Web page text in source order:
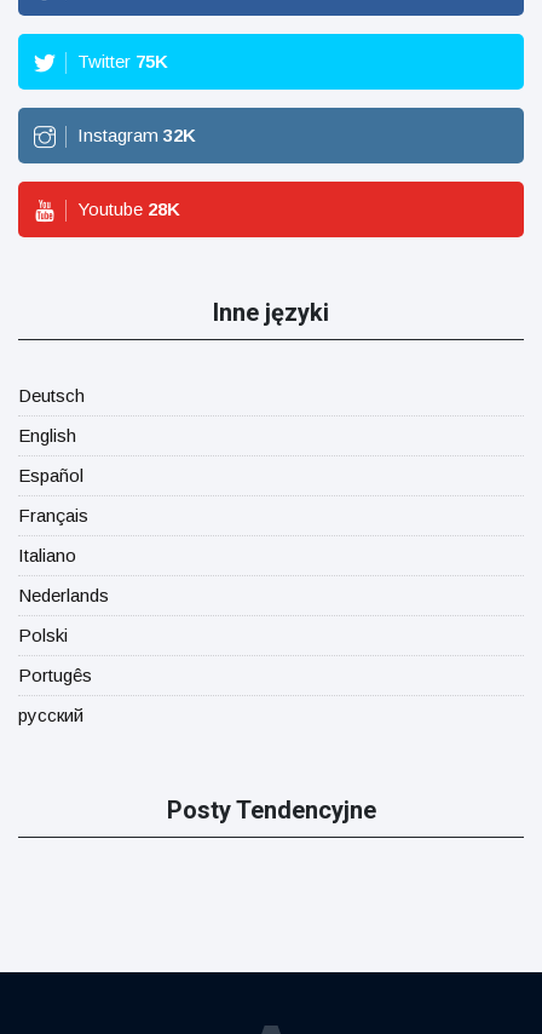
Twitter 75K
Instagram 32K
Youtube 28K
Inne języki
Deutsch
English
Español
Français
Italiano
Nederlands
Polski
Portugês
русский
Posty Tendencyjne